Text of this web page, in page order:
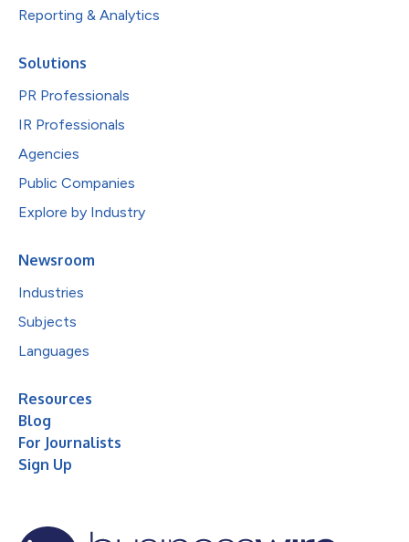
Reporting & Analytics
Solutions
PR Professionals
IR Professionals
Agencies
Public Companies
Explore by Industry
Newsroom
Industries
Subjects
Languages
Resources
Blog
For Journalists
Sign Up